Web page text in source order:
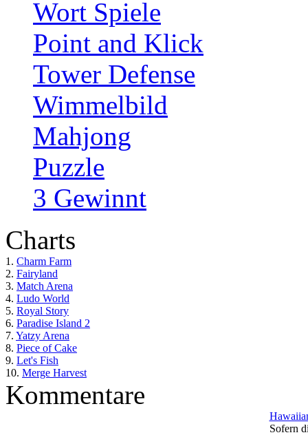
Wort Spiele
Point and Klick
Tower Defense
Wimmelbild
Mahjong
Puzzle
3 Gewinnt
Charts
1. Charm Farm
2. Fairyland
3. Match Arena
4. Ludo World
5. Royal Story
6. Paradise Island 2
7. Yatzy Arena
8. Piece of Cake
9. Let's Fish
10. Merge Harvest
Kommentare
Sofern